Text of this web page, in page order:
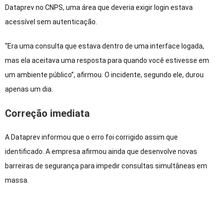
Dataprev no CNPS, uma área que deveria exigir login estava
acessível sem autenticação.
“Era uma consulta que estava dentro de uma interface logada,
mas ela aceitava uma resposta para quando você estivesse em
um ambiente público”, afirmou. O incidente, segundo ele, durou
apenas um dia.
Correção imediata
A Dataprev informou que o erro foi corrigido assim que
identificado. A empresa afirmou ainda que desenvolve novas
barreiras de segurança para impedir consultas simultâneas em
massa.